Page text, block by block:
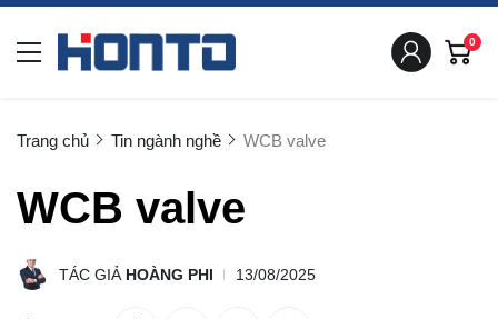
0
Trang chủ Tin ngành nghề WCB valve
WCB valve
TÁC GIẢ HOÀNG PHI 13/08/2025